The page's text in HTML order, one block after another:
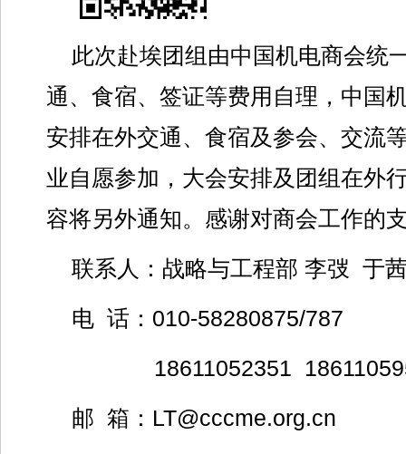
此次赴埃团组由中国机电商会统
通、食宿、签证等费用自理，中国
安排在外交通、食宿及参会、交流
业自愿参加，大会安排及团组在外
容将另外通知。感谢对商会工作的
联系人：战略与工程部 李弢 于
电 话：010-58280875/787
18611052351
邮 箱：LT@cccme.org.cn